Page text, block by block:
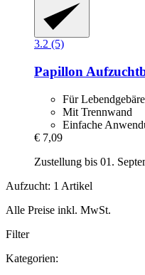
3.2 (5)
Papillon
Für
Mit Trennwand
Einfache
€ 7,09
Zustellung bis 01.
Aufzucht: 1 Artikel
Alle Preise inkl. MwSt.
Filter
Kategorien: